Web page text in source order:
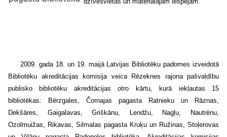
2009. gada 18. un 19. maijā Latvijas Bibliotēku padomes izveidotā
Bibliotēku akreditācijas komisija veica Rēzeknes rajona pašvaldību
publisko bibliotēku akreditācijas otro kārtu, kurā iekļautas 15
bibliotēkas: Bērzgales, Čornajas pagasta Ratnieku un Rāznas,
Dekšāres, Gaigalavas, Griškānu, Lendžu, Nagļu, Nautrēnu,
Ozolmuižas, Rikavas, Silmalas pagasta Kruķu un Ružinas, Stoļerovas